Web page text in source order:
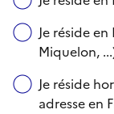
Je réside
Miquelon,
Je réside
adresse en